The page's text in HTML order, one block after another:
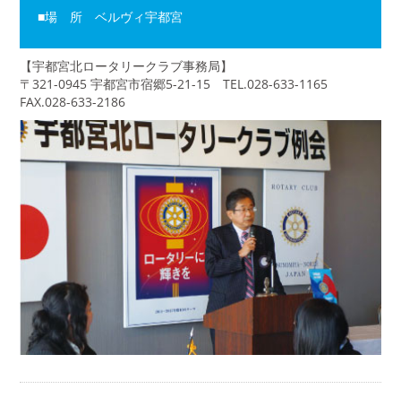
■場 所 ベルヴィ宇都宮
【宇都宮北ロータリークラブ事務局】
〒321-0945 宇都宮市宿郷5-21-15 TEL.028-633-1165
FAX.028-633-2186